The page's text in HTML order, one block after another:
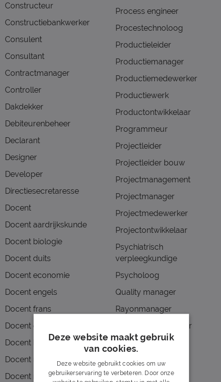
Constructeur
Constructiebankwerker
Consulent
Consultant
Contractmanager
Controller
Dakdekker
Debiteurenbeheer
Declarant
Designer
Developer
Directiesecretaresse
Docent
Docent aardrijkskunde
Docent biologie
Docent duits
Docent economie
Docent engels
Docent frans
Docent geschiedenis
Docent hbo
Docent mbo
Docent natuurkunde
Process engineer
Procestechnoloog
Productieleider
Productiemanager
Productiemedewerker
Productiewerk
Productontwikkelaar
Programmeur
Projectleider
Projectleider bouw
Projectmanagement
Projectmanager
Projectmedewerker
Projectontwikkelaar
Psychiatrisch
verpleegkundige
Psycholoog
Quality manager
Rayonmanager
Reachtruckchauffeur
Receptie
Receptioniste
Recruiter
Deze website maakt gebruik
van cookies.
Deze website gebruikt cookies om uw
gebruikerservaring te verbeteren. Door onze